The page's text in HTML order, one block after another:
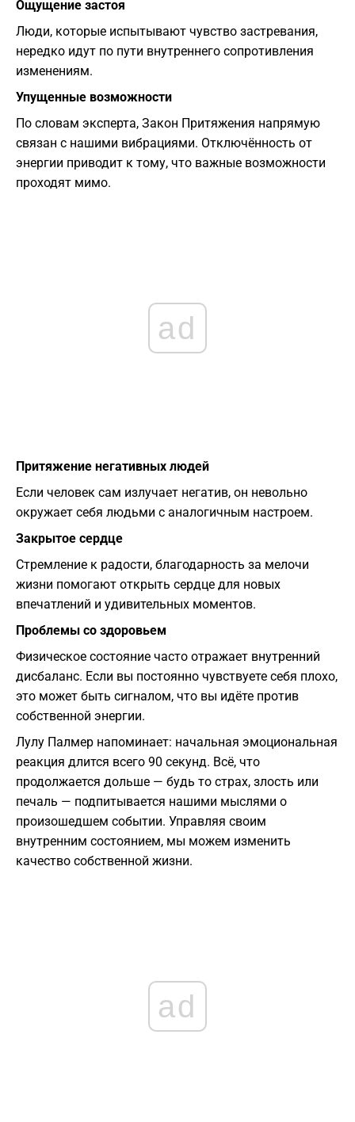
Ощущение застоя
Люди, которые испытывают чувство застревания,
нередко идут по пути внутреннего сопротивления
изменениям.
Упущенные возможности
По словам эксперта, Закон Притяжения напрямую
связан с нашими вибрациями. Отключённость от
энергии приводит к тому, что важные возможности
проходят мимо.
ad
Притяжение негативных людей
Если человек сам излучает негатив, он невольно
окружает себя людьми с аналогичным настроем.
Закрытое сердце
Стремление к радости, благодарность за мелочи
жизни помогают открыть сердце для новых
впечатлений и удивительных моментов.
Проблемы со здоровьем
Физическое состояние часто отражает внутренний
дисбаланс. Если вы постоянно чувствуете себя плохо,
это может быть сигналом, что вы идёте против
собственной энергии.
Лулу Палмер напоминает: начальная эмоциональная
реакция длится всего 90 секунд. Всё, что
продолжается дольше — будь то страх, злость или
печаль — подпитывается нашими мыслями о
произошедшем событии. Управляя своим
внутренним состоянием, мы можем изменить
качество собственной жизни.
ad